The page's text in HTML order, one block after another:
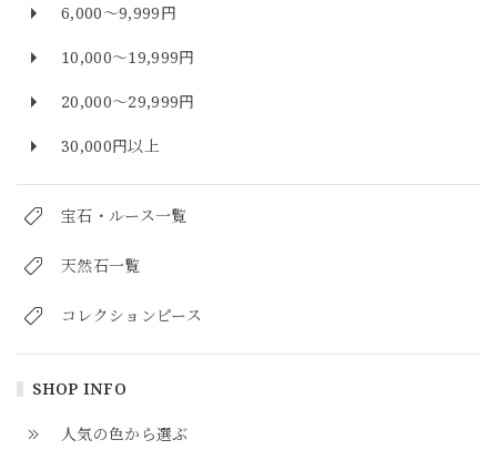
6,000～9,999円
10,000～19,999円
20,000～29,999円
30,000円以上
宝石・ルース一覧
天然石一覧
コレクションピース
SHOP INFO
人気の色から選ぶ